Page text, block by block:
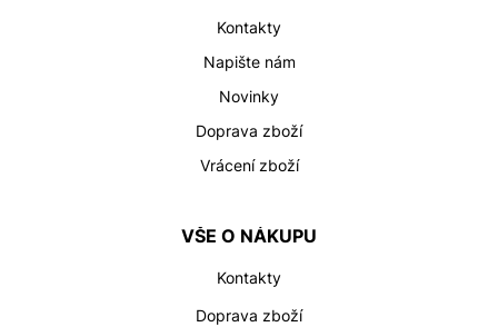
Kontakty
Napište nám
Novinky
Doprava zboží
Vrácení zboží
VŠE O NÁKUPU
Kontakty
Doprava zboží